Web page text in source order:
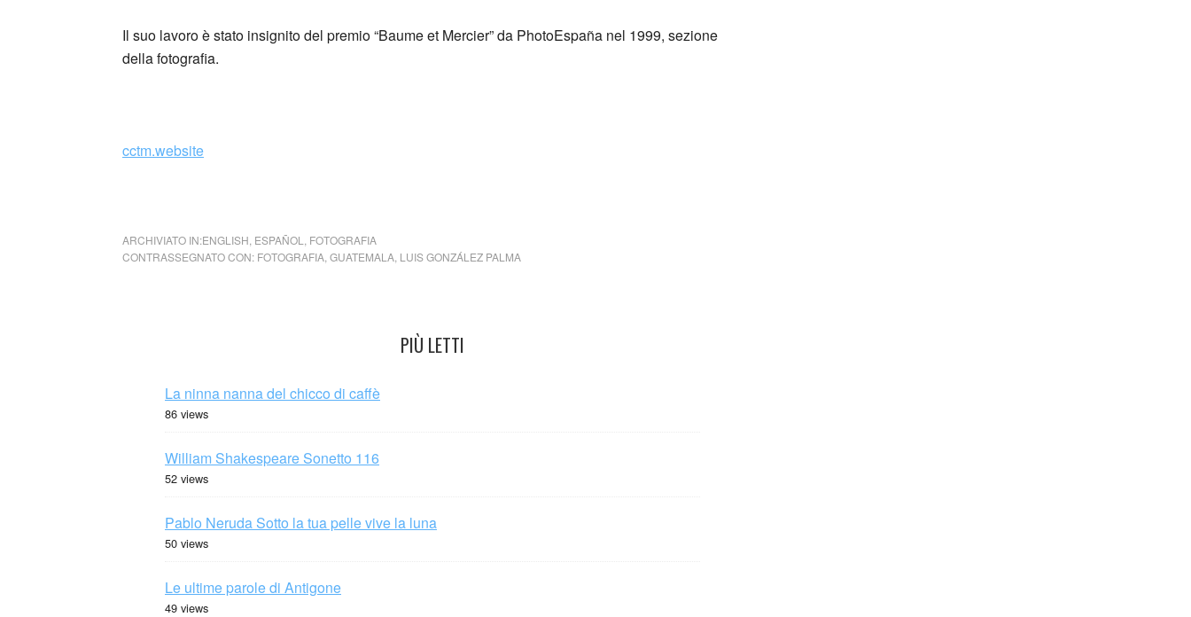
Il suo lavoro è stato insignito del premio “Baume et Mercier” da PhotoEspaña nel 1999, sezione
della fotografia.
cctm.website
ARCHIVIATO IN:ENGLISH ESPAÑOL
FOTOGRAFIA
CONTRASSEGNATO CON: FOTOGRAFIA GUATEMALA LUIS GONZÁLEZ PALMA
PIÙ LETTI
La ninna nanna del chicco di caffè
86 views
William Shakespeare Sonetto 116
52 views
Pablo Neruda Sotto la tua pelle vive la luna
50 views
Le ultime parole di Antigone
49 views